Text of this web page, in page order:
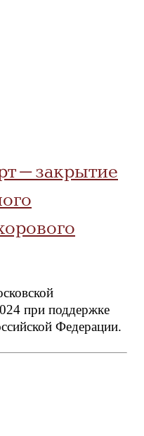
закрытие
при поддержке
Федерации.